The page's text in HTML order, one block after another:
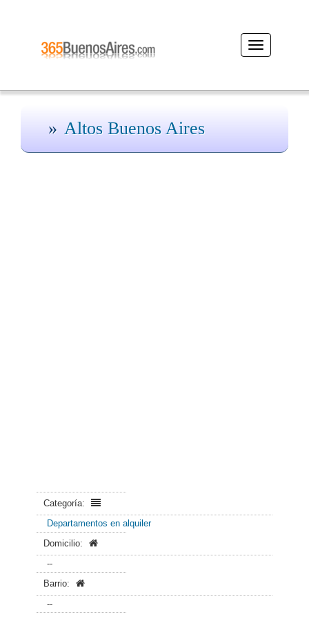
Desplegar
navegación
Altos Buenos Aires
Categoría:
Departamentos en alquiler
Domicilio:
--
Barrio:
--